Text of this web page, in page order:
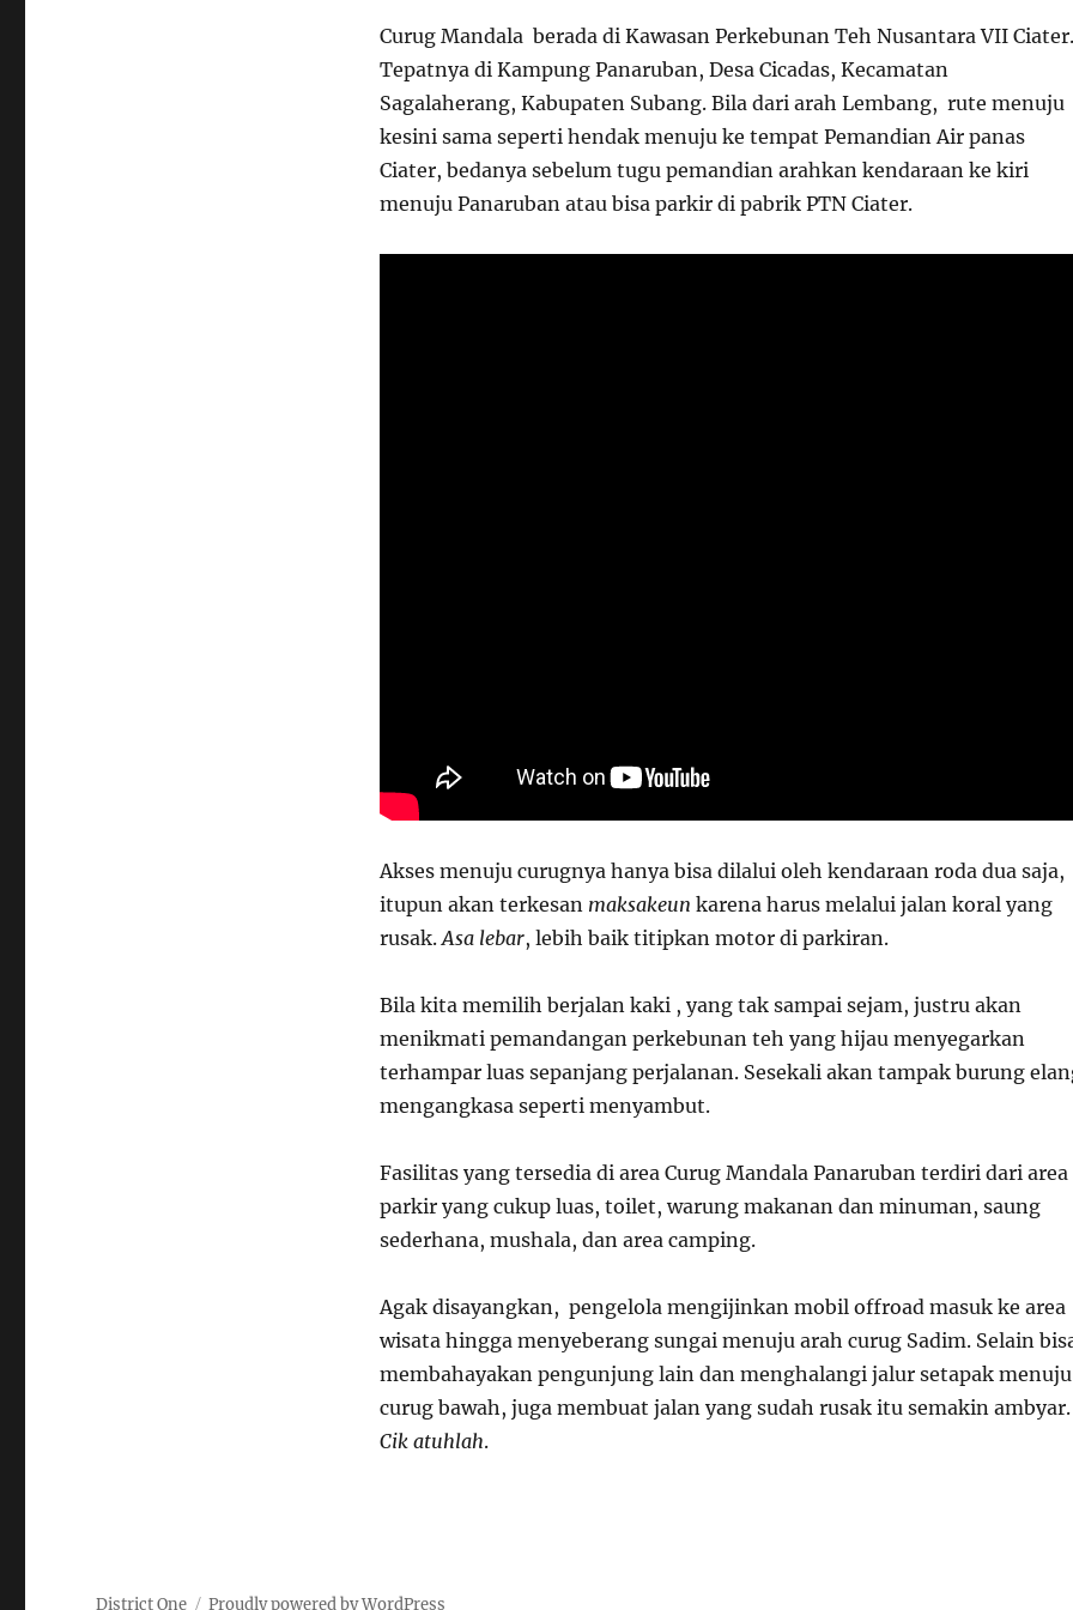
Curug Mandala berada di Kawasan Perkebunan Teh Nusantara VII Ciater.
Tepatnya di Kampung Panaruban, Desa Cicadas, Kecamatan
Sagalaherang, Kabupaten Subang. Bila dari arah Lembang, rute menuju
kesini sama seperti hendak menuju ke tempat Pemandian Air panas
Ciater, bedanya sebelum tugu pemandian arahkan kendaraan ke kiri
menuju Panaruban atau bisa parkir di pabrik PTN Ciater.
Akses menuju curugnya hanya bisa dilalui oleh kendaraan roda dua saja,
itupun akan terkesan maksakeun karena harus melalui jalan koral yang
rusak.Asa lebar, lebih baik titipkan motor di parkiran.
Bila kita memilih berjalan kaki , yang tak sampai sejam, justru akan
menikmati pemandangan perkebunan teh yang hijau menyegarkan
terhampar luas sepanjang perjalanan. Sesekali akan tampak burung
mengangkasa seperti menyambut.
Fasilitas yang tersedia di area Curug Mandala Panaruban terdiri dari area
parkir yang cukup luas, toilet, warung makanan dan minuman, saung
sederhana, mushala, dan area camping.
Agak disayangkan, pengelola mengijinkan mobil offroad masuk ke area
wisata hingga menyeberang sungai menuju arah curug Sadim. Selain
membahayakan pengunjung lain dan menghalangi jalur setapak menuju
curug bawah, juga membuat jalan yang sudah rusak itu semakin ambyar.
Cik atuhlah.
District One Proudly powered by WordPress